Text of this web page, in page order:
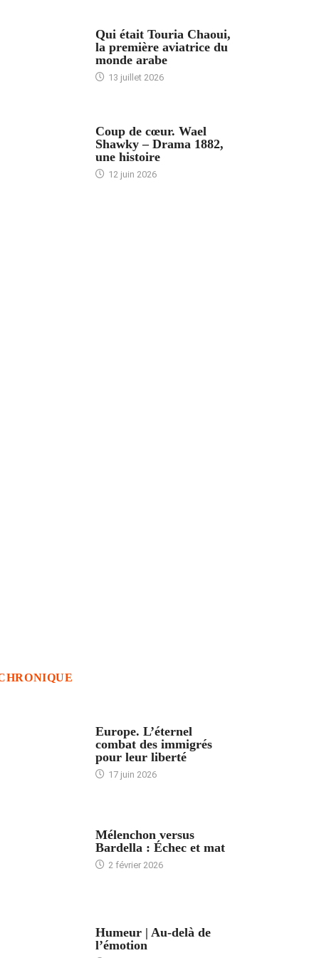
Qui était Touria Chaoui,
la première aviatrice du
monde arabe
13 juillet 2026
Coup de cœur. Wael
Shawky – Drama 1882,
une histoire
12 juin 2026
Europe. L’éternel
combat des immigrés
pour leur liberté
17 juin 2026
Mélenchon versus
Bardella : Échec et mat
2 février 2026
Humeur | Au-delà de
l’émotion